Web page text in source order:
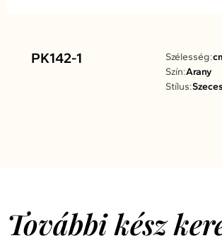
PK142-1 Szélesség:
Szín:Arany
Stílus:
További kész